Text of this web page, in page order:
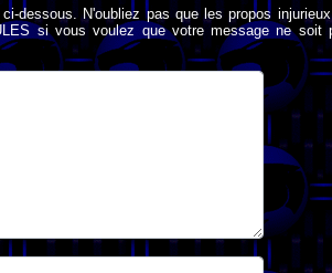
dessous. N'oubliez pas que les propos
si vous voulez que votre message ne soit